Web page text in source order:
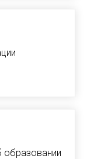
образовании